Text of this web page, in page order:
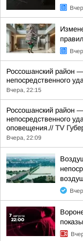
Россошанский район —
непосредственного
Вчера, 22:15
Россошанский район —
непосредственного
оповещения.// TV
Вчера, 22:09